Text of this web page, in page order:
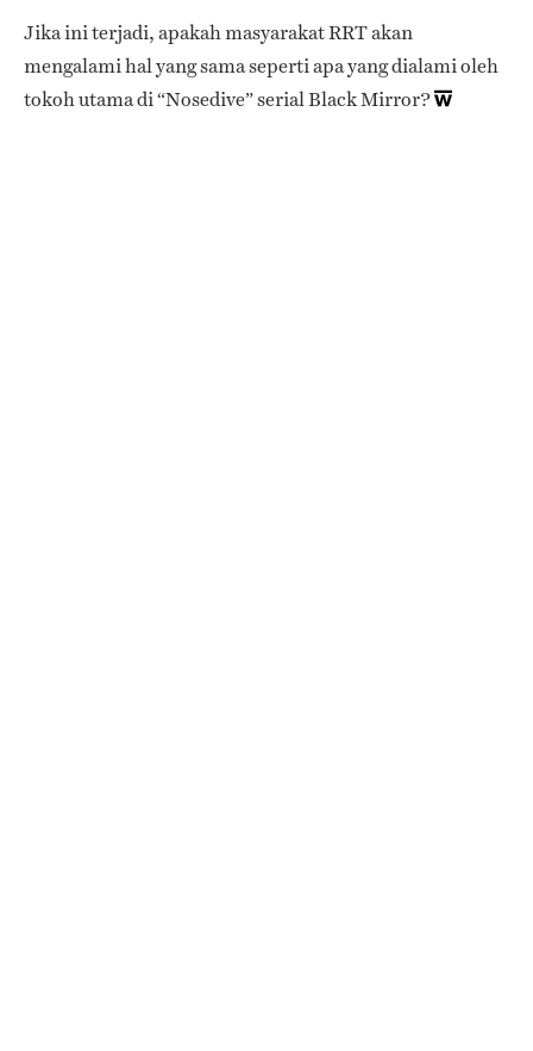
Jika ini terjadi, apakah masyarakat RRT akan
mengalami hal yang sama seperti apa yang dialami oleh
tokoh utama di “Nosedive” serial Black Mirror?